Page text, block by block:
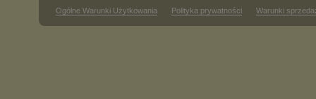
Ogólne Warunki Użytkowania Polityka prywatności Warunki